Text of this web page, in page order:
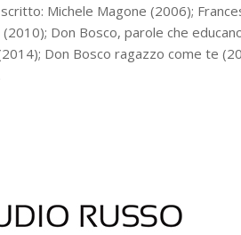
Michele Magone (2006);
Don Bosco, parole che
Don Bosco ragazzo come te